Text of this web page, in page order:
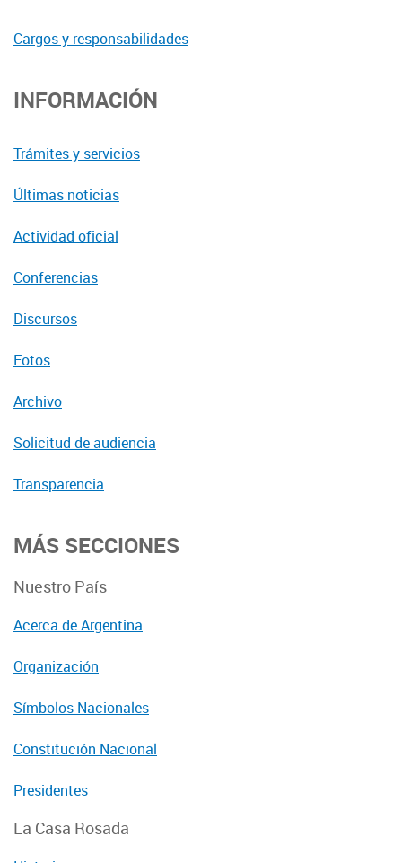
Cargos y responsabilidades
INFORMACIÓN
Trámites y servicios
Últimas noticias
Actividad oficial
Conferencias
Discursos
Fotos
Archivo
Solicitud de audiencia
Transparencia
MÁS SECCIONES
Nuestro País
Acerca de Argentina
Organización
Símbolos Nacionales
Constitución Nacional
Presidentes
La Casa Rosada